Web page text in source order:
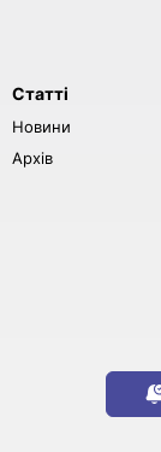
Статті
Новини
Архів